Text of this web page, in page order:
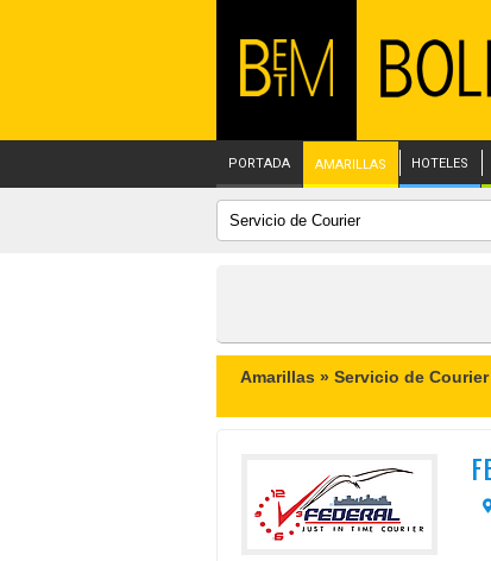
PORTADA AMARILLAS HOTELES
Amarillas » Servicio de Courier